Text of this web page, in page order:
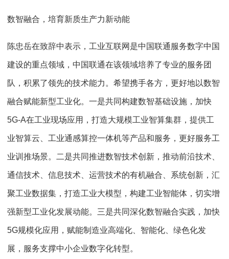
数智融合，培育新质生产力新动能
陈忠岳在致辞中表示，工业互联网是中国联通服务数字中国
建设的重点领域，中国联通在该领域培养了专业的服务团
队，积累了领先的技术能力。希望携手各方，更好地以数智
融合赋能新型工业化。一是共同构建数智基础设施，加快
5G-A在工业现场应用，打造大规模工业智算集群，提供工
业智算云、工业通感算控一体机等产品和服务，更好服务工
业训推场景。二是共同推进数智技术创新，推动前沿技术、
通信技术、信息技术、运营技术的有机融合、系统创新，汇
聚工业数据集，打造工业大模型，构建工业智能体，切实增
强新型工业化发展动能。三是共同深化数智融合实践，加快
5G规模化应用，赋能制造业高端化、智能化、绿色化发
展，服务支撑中小企业数字化转型。